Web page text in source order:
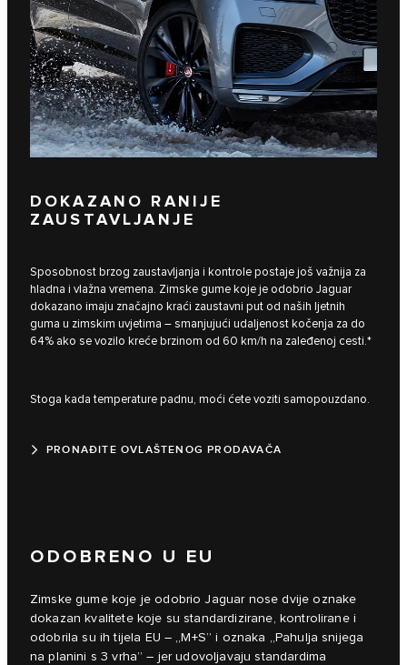
DOKAZANO RANIJE
ZAUSTAVLJANJE
Sposobnost brzog zaustavljanja i kontrole postaje još važnija za
hladna i vlažna vremena. Zimske gume koje je odobrio Jaguar
dokazano imaju značajno kraći zaustavni put od naših ljetnih
guma u zimskim uvjetima – smanjujući udaljenost kočenja za do
64% ako se vozilo kreće brzinom od 60 km/h na zaleđenoj cesti.*
Stoga kada temperature padnu, moći ćete voziti samopouzdano.
PRONAĐITE OVLAŠTENOG PRODAVAČA
ODOBRENO U EU
Zimske gume koje je odobrio Jaguar nose dvije oznake
dokazan kvalitete koje su standardizirane, kontrolirane i
odobrila su ih tijela EU – „M+S” i oznaka „Pahulja snijega
na planini s 3 vrha” – jer udovoljavaju standardima